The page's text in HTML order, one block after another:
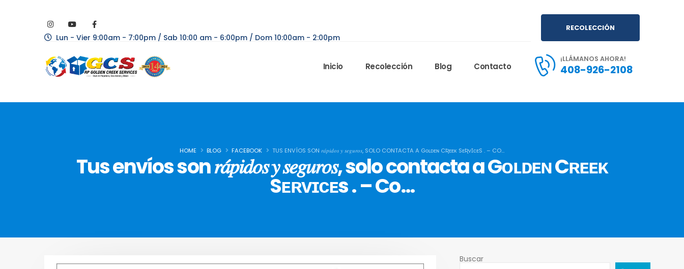
Lun - Vier 9:00am - 7:00pm / Sab 10:00 am - 6:00pm / Dom 10:00am - 2:00pm
RECOLECCIÓN
Inicio Recolección Blog Contacto
¡LLÁMANOS AHORA!
408-926-2108
HOME BLOG FACEBOOK TUS ENVÍOS SON 𝑟𝑎́𝑝𝑖𝑑𝑜𝑠 𝑦 𝑠𝑒𝑔𝑢𝑟𝑜𝑠, SOLO CONTACTA A Gᴏʟᴅᴇɴ CƦᴇᴇᴋ SᴇƦᴠꞮᴄᴇS . – CO…
Tus envíos son 𝑟𝑎́𝑝𝑖𝑑𝑜𝑠 𝑦 𝑠𝑒𝑔𝑢𝑟𝑜𝑠, solo contacta a Gᴏʟᴅᴇɴ Cʀᴇᴇᴋ
Sᴇʀᴠɪᴄᴇs . – Co…
Buscar